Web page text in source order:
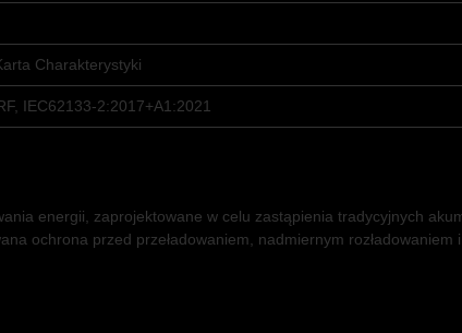
Charakterystyki
IEC62133-2:2017+A1:2021
energii, zaprojektowane w celu zastąpienia tradycyjnych
ochrona przed przeładowaniem, nadmiernym